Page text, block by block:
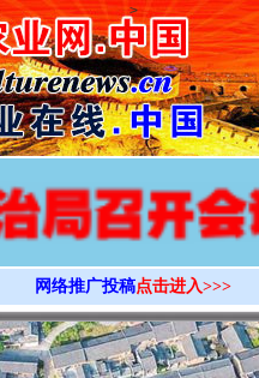
>
网络推广投稿点击进入>>>